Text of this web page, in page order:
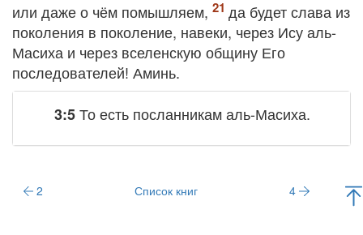
или даже о чём помышляем,
да будет слава из
поколения в поколение, навеки, через Ису аль-
Масиха и через вселенскую общину Его
последователей! Аминь.
3:5То есть посланникам аль-Масиха.
2 Список книг 4